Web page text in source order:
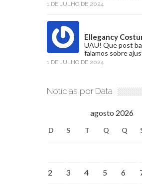
1 DE JULHO DE 2024
Ellegancy
UAU! Que post
falamos sobre
1 DE JULHO DE 2024
Notícias por Data
agosto 2026
D S T Q Q
2 3 4 5 6